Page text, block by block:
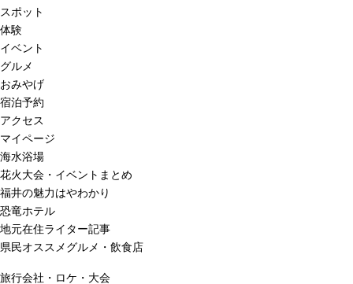
スポット
体験
イベント
グルメ
おみやげ
宿泊予約
アクセス
マイページ
海水浴場
花火大会・イベントまとめ
福井の魅力はやわかり
恐竜ホテル
地元在住ライター記事
県民オススメグルメ・飲食店
旅行会社・ロケ・大会